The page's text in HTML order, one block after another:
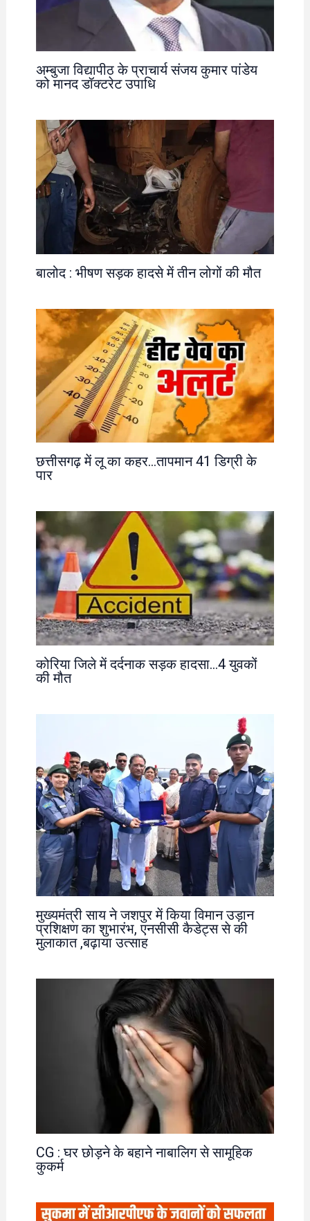
अम्बुजा विद्यापीठ के प्राचार्य संजय कुमार पांडेय
को मानद डॉक्टरेट उपाधि
बालोद : भीषण सड़क हादसे में तीन लोगों की मौत
छत्तीसगढ़ में लू का कहर…तापमान 41 डिग्री के
पार
कोरिया जिले में दर्दनाक सड़क हादसा…4 युवकों
की मौत
मुख्यमंत्री साय ने जशपुर में किया विमान उड़ान
प्रशिक्षण का शुभारंभ, एनसीसी कैडेट्स से की
मुलाकात ,बढ़ाया उत्साह
CG : घर छोड़ने के बहाने नाबालिग से सामूहिक
कुकर्म